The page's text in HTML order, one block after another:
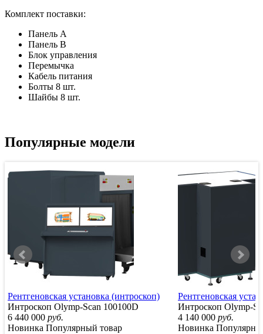
Комплект поставки:
Панель A
Панель B
Блок управления
Перемычка
Кабель питания
Болты 8 шт.
Шайбы 8 шт.
Популярные модели
Рентгеновская установка (интроскоп)
Интроскоп Olymp-Scan 100100D
6 440 000 руб.
Новинка Популярный товар
Рентгеновская
Интроскоп Olymp-
4 140 000 руб.
Новинка